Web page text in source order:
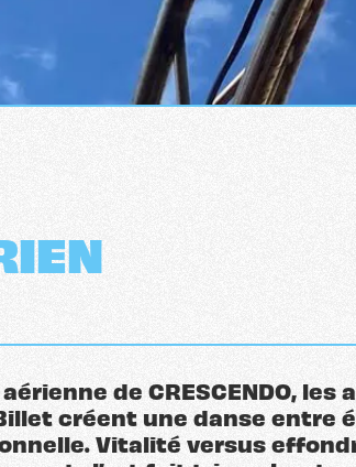
de CRESCENDO, les
créent une danse entre
Vitalité versus